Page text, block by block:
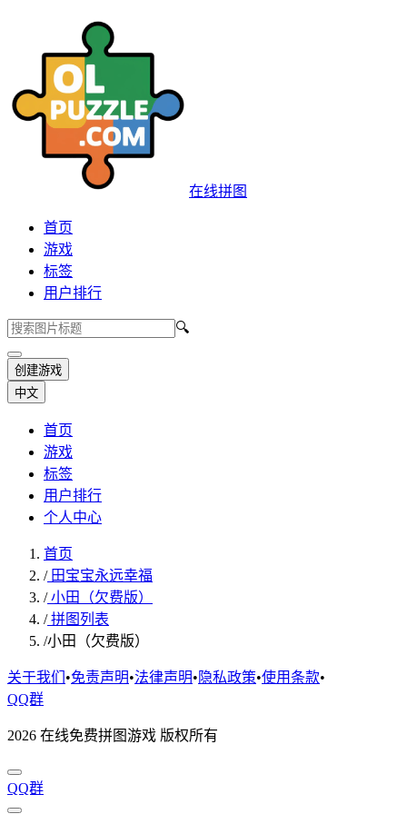
在线拼图
首页
游戏
标签
用户排行
🔍
创建游戏
中文
首页
游戏
标签
用户排行
个人中心
首页
/田宝宝永远幸福
/小田（欠费版）
/拼图列表
/小田（欠费版）
关于我们 •免责声明•法律声明• 隐私政策•使用条款•
QQ群
2026 在线免费拼图游戏 版权所有
QQ群